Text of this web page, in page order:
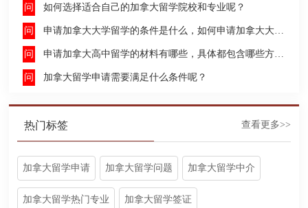
如何选择适合自己的加拿大留学院校和专业呢？
申请加拿大大学留学的条件是什么，如何申请加拿大大学留学，留学的费用及签证申请流程是什么？
申请加拿大高中留学的材料有哪些，具体都包含哪些方面呢？
加拿大留学申请需要满足什么条件呢？
热门标签 查看更多>>
加拿大留学申请 加拿大留学问题 加拿大留学中介
加拿大留学热门专业 加拿大留学签证